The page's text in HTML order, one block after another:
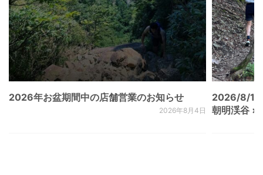
2026年お盆期間中の店舗営業のお知らせ
2026年8月4日
2026/8/
朝明渓谷 ×